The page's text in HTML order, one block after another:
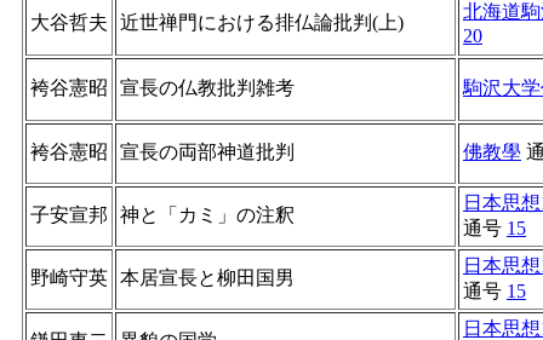
大谷哲夫 近世禅門における排仏論批判(上)
北海道
20
袴谷憲昭 宣長の仏教批判雑考 駒沢大
袴谷憲昭 宣長の両部神道批判 佛教學
子安宣邦 神と「カミ」の注釈
日本思
通号 15
野崎守英 本居宣長と柳田国男
日本思
通号 15
日本思